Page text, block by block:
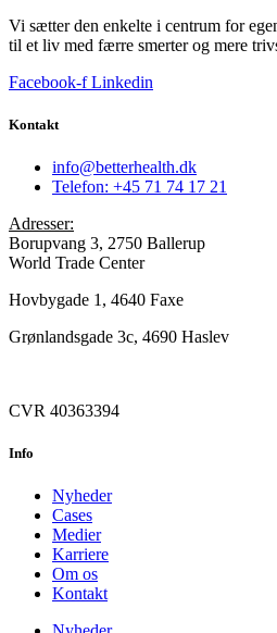
Vi sætter den enkelte i centrum for
til et liv med færre smerter og mere
Facebook-f Linkedin
Kontakt
info@betterhealth.dk
Telefon: +45 71 74 17 21
Adresser:
Borupvang 3, 2750 Ballerup
World Trade Center
Hovbygade 1, 4640 Faxe
Grønlandsgade 3c, 4690 Haslev
CVR 40363394
Info
Nyheder
Cases
Medier
Karriere
Om os
Kontakt